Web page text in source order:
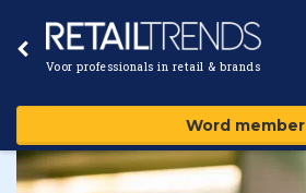
Voor professionals in retail & brands
Word member